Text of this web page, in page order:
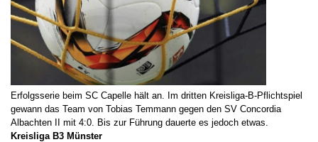
Erfolgsserie beim SC Capelle hält an. Im dritten Kreisliga-B-Pflichtspiel
gewann das Team von Tobias Temmann gegen den SV Concordia
Albachten II mit 4:0. Bis zur Führung dauerte es jedoch etwas.
Kreisliga B3 Münster